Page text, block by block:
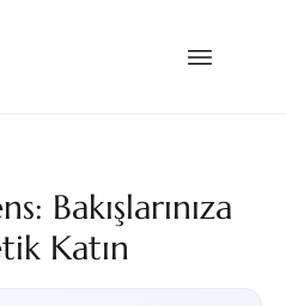
Bakışlarınıza
Katın